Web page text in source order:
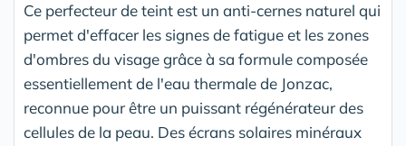
Ce perfecteur de teint est un anti-cernes naturel qui
permet d'effacer les signes de fatigue et les zones
d'ombres du visage grâce à sa formule composée
essentiellement de l'eau thermale de Jonzac,
reconnue pour être un puissant régénérateur des
cellules de la peau. Des écrans solaires minéraux